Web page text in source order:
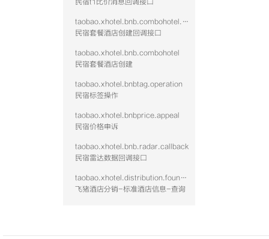
民宿t1比价消息回调接口
taobao.xhotel.bnb.combohotel.callback
民宿套餐酒店创建回调接口
taobao.xhotel.bnb.combohotel
民宿套餐酒店创建
taobao.xhotel.bnbtag.operation
民宿标签操作
taobao.xhotel.bnbprice.appeal
民宿价格申诉
taobao.xhotel.bnb.radar.callback
民宿雷达数据回调接口
taobao.xhotel.distribution.foundation.hotel.query
飞猪酒店分销-标准酒店信息-查询